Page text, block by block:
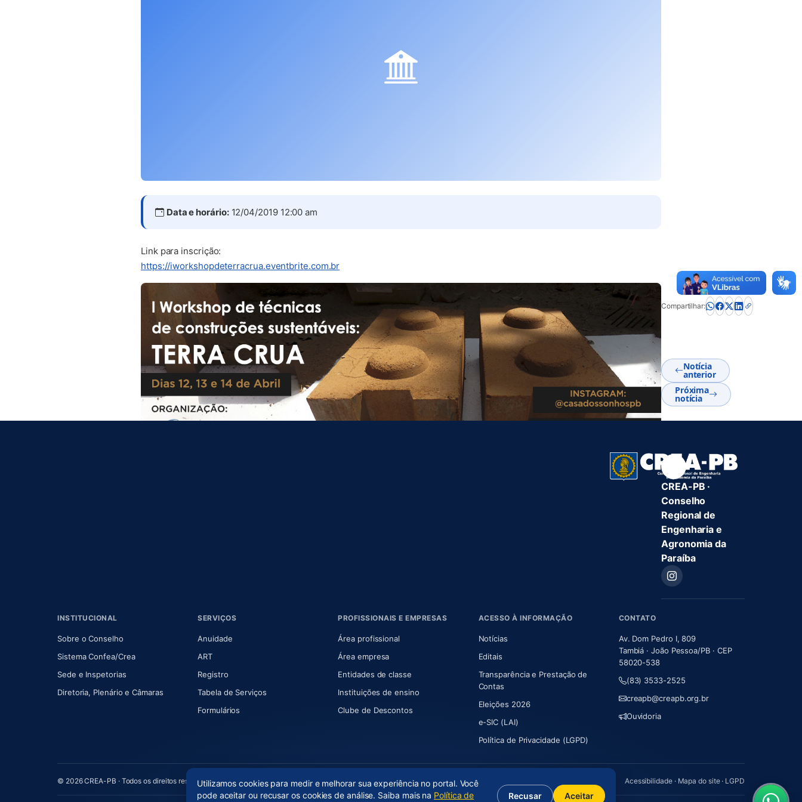
Data e horário:12/04/2019 12:00 am
Link para inscrição:
https://iworkshopdeterracrua.eventbrite.com.br(abre em nova aba)
Compartilhar:
Notícia
anterior
Próxima
notícia
CREA-PB ·
Conselho
Regional de
Engenharia e
Agronomia da
Paraíba
INSTITUCIONAL
Sobre o Conselho(abre em nova aba)
Sistema Confea/Crea(abre em nova aba)
Sede e Inspetorias
Diretoria, Plenário e Câmaras(abre em nova aba)
SERVIÇOS
Anuidade(abre em nova aba)
ART(abre em nova aba)
Registro
Tabela de Serviços
Formulários
PROFISSIONAIS E EMPRESAS
Área profissional
Área empresa
Entidades de classe
Instituições de ensino
Clube de Descontos
ACESSO À INFORMAÇÃO
Notícias
Editais
Transparência e Prestação de
Contas
Eleições 2026
e-SIC (LAI)
Política de Privacidade (LGPD)
CONTATO
Av. Dom Pedro I, 809
Tambiá · João Pessoa/PB · CEP
58020-538
(83) 3533-2525
creapb@creapb.org.br
Ouvidoria
© 2026 CREA-PB · Todos os direitos reservados Acessibilidade· Mapa do site· LGPD
Utilizamos cookies para medir e melhorar sua experiência no portal. Você
pode aceitar ou recusar os cookies de análise. Saiba mais na Política de Recusar Aceitar